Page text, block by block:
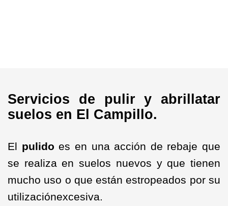
Servicios de pulir y abrillatar
suelos en El Campillo.
El pulido es en una acción de rebaje que
se realiza en suelos nuevos y que tienen
mucho uso o que están estropeados por su
utilizaciónexcesiva.